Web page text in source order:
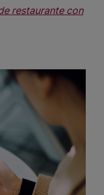
restaurante con